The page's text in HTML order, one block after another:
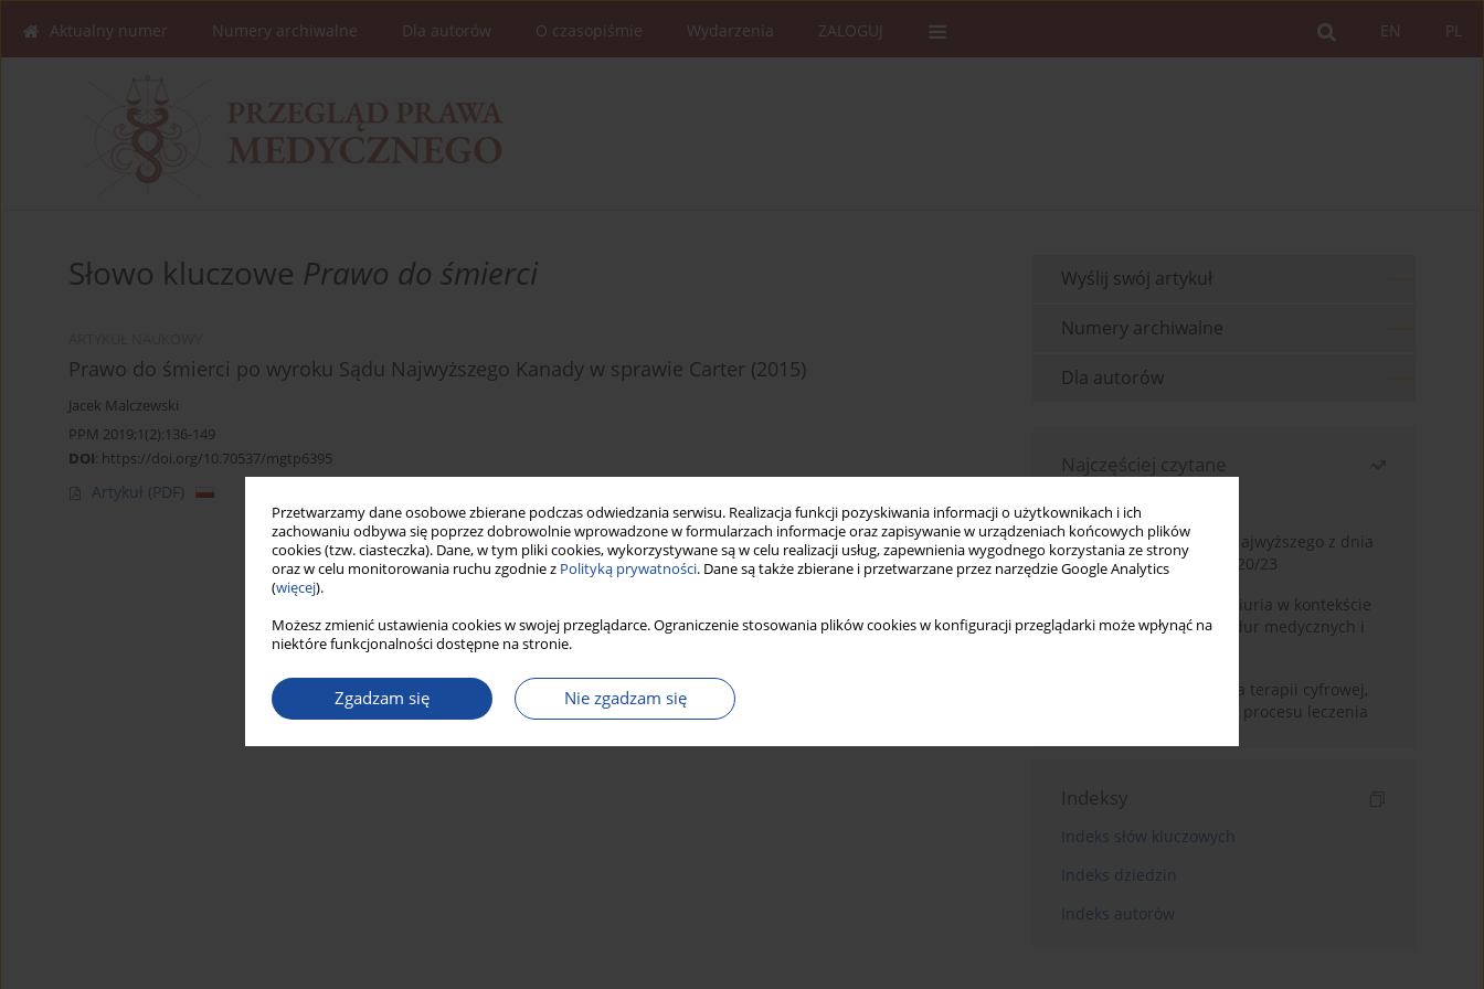
Przetwarzamy dane osobowe zbierane podczas odwiedzania serwisu. Realizacja funkcji pozyskiwania informacji o użytkownikach i ich
zachowaniu odbywa się poprzez dobrowolnie wprowadzone w formularzach informacje oraz zapisywanie w urządzeniach końcowych plików
cookies (tzw. ciasteczka). Dane, w tym pliki cookies, wykorzystywane są w celu realizacji usług, zapewnienia wygodnego korzystania ze strony
oraz w celu monitorowania ruchu zgodnie z Polityką prywatności. Dane są także zbierane i przetwarzane przez narzędzie Google Analytics
(więcej).
Możesz zmienić ustawienia cookies w swojej przeglądarce. Ograniczenie stosowania plików cookies w konfiguracji przeglądarki może wpłynąć na
niektóre funkcjonalności dostępne na stronie.
Zgadzam się Nie zgadzam się
PL
EN
Aktualny numer Numery archiwalne Dla autorów O czasopiśmie Wydarzenia ZALOGUJ
Słowo kluczowe Prawo do śmierci
Prawo do śmierci po wyroku Sądu Najwyższego Kanady w sprawie Carter (2015)
Jacek Malczewski
PPM 2019;1(2):136-149
DOI: https://doi.org/10.70537/mgtp6395
Artykuł (PDF)
Wyślij swój artykuł
Numery archiwalne
Dla autorów
Najczęściej czytane
Miesiąc
Rok
Glosa do wyroku Sądu Najwyższego z dnia
2 lipca 2025 r., II CSKP 920/23
Zasada volenti non fit iniuria w kontekście
nieodwracalnych procedur medycznych i
Prawne ramy stosowania terapii cyfrowej,
jako subsydiarnej formy procesu leczenia
Indeksy
Indeks słów kluczowych
Indeks dziedzin
Indeks autorów